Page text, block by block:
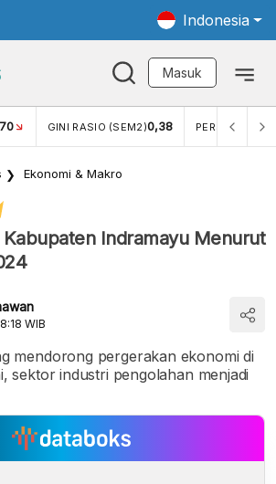
Indonesia
Masuk
GINI RASIO (SEM2)0,38 PERSENTASE
Ekonomi & Makro
Kabupaten Indramayu Menurut
WIB
mendorong pergerakan ekonomi di
sektor industri pengolahan menjadi